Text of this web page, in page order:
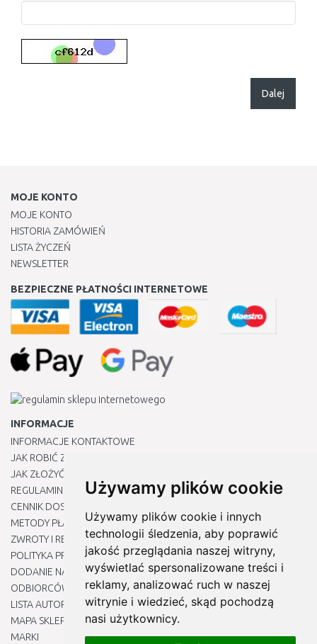
Używamy plików cookie
Używamy plików cookie i innych
technologii śledzenia, aby poprawić
jakość przeglądania naszej witryny,
wyświetlać spersonalizowane treści i
reklamy, analizować ruch w naszej
witrynie i wiedzieć, skąd pochodzą
nasi użytkownicy.
Dalej
MOJE KONTO
MOJE KONTO
HISTORIA ZAMÓWIEŃ
LISTA ŻYCZEŃ
NEWSLETTER
BEZPIECZNE PŁATNOŚCI INTERNETOWE
INFORMACJE
INFORMACJE KONTAKTOWE
JAK ROBIĆ ZAKUPY ?
JAK ZŁOŻYĆ REKLAMACJĘ
REGULAMIN
CENNIK DOSTAWY
METODY PŁATNOŚCI
ZWROTY I REKLAMACJE PRODUKTÓW
POLITYKA PRYWATNOŚCI
DODANIE NASZYCH ADRESÓW E-MAIL DO LISTY ZAUFANYCH
ODBIORCÓW
LISTA AUTORYZOWANYCH CENTRÓW SERWISOWYCH
MAPA SKLEPU
MARKI